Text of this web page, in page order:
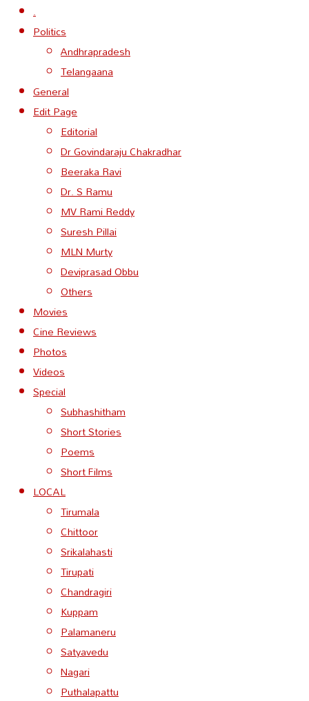
.
Politics
Andhrapradesh
Telangaana
General
Edit Page
Editorial
Dr Govindaraju Chakradhar
Beeraka Ravi
Dr. S Ramu
MV Rami Reddy
Suresh Pillai
MLN Murty
Deviprasad Obbu
Others
Movies
Cine Reviews
Photos
Videos
Special
Subhashitham
Short Stories
Poems
Short Films
LOCAL
Tirumala
Chittoor
Srikalahasti
Tirupati
Chandragiri
Kuppam
Palamaneru
Satyavedu
Nagari
Puthalapattu